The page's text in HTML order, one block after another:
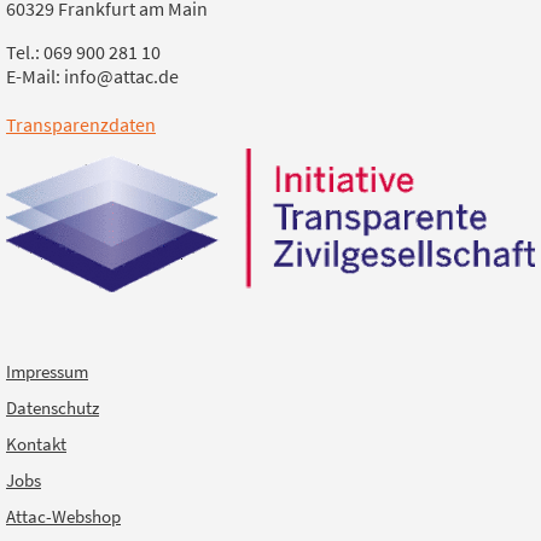
60329 Frankfurt am Main
Tel.: 069 900 281 10
E-Mail: info@attac.de
Transparenzdaten
Impressum
Datenschutz
Kontakt
Jobs
Attac-Webshop